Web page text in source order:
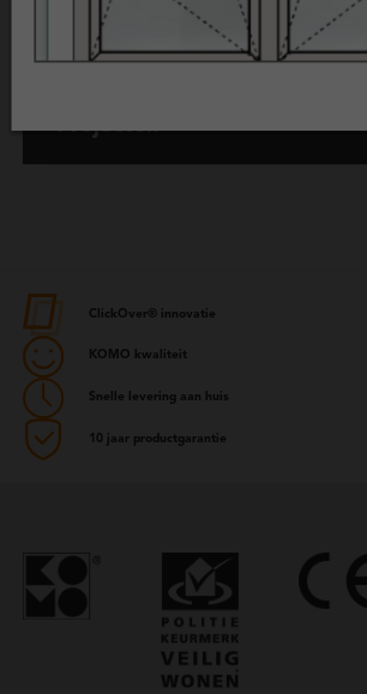
Projecten
ClickOver® innovatie
KOMO kwaliteit
Snelle levering aan huis
10 jaar productgarantie